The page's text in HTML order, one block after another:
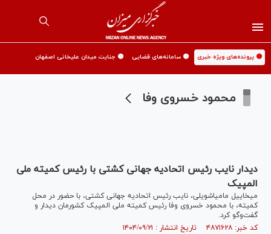
🟡 پرونده‌های ویژه خبری 🟡 سامانه‌های قضایی 🟡 جنایت میدان علیخانی اصفهان
محمود خسروی وفا
دیدار نایب رئیس اتحادیه جهانی کشتی با رئیس کمیته ملی
المپیک
میخاییل مامیاشویلی، نایب رئیس اتحادیه جهانی کشتی، با حضور در محل
کمیته، با محمود خسروی وفا رئیس کمیته ملی المپیک کشورمان دیدار و
گفت‌و‌گو کرد.
کد خبر: ۴۸۷۱۶۲۸ تاریخ انتشار : ۱۴۰۴/۰۹/۲۱